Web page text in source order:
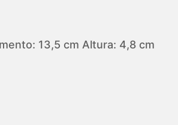
13,5 cm Altura: 4,8 cm